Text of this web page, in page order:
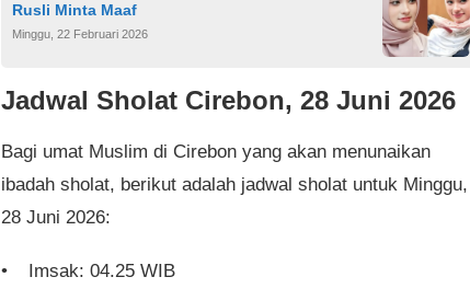
Rusli Minta Maaf
Minggu, 22 Februari 2026
Jadwal Sholat Cirebon, 28 Juni 2026
Bagi umat Muslim di Cirebon yang akan menunaikan
ibadah sholat, berikut adalah jadwal sholat untuk Minggu,
28 Juni 2026:
Imsak: 04.25 WIB